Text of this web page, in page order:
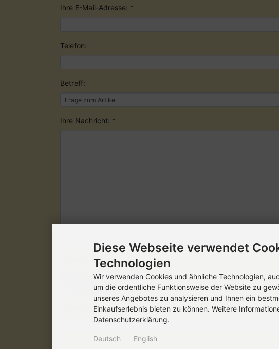
Ihre E-Mail-Adresse: *
Telefon:
Betreff:
Ihre Nachricht: *
Sicherheitscode
Sicherheitscode bitte hier eingeben:
Diese Webseite verwendet
Technologien
Wir verwenden Cookies und ähnliche Technologien,
um die ordentliche Funktionsweise der Website zu
unseres Angebotes zu analysieren und Ihnen ein
Einkaufserlebnis bieten zu können. Weitere
Datenschutzerklärung.
Deutsch English